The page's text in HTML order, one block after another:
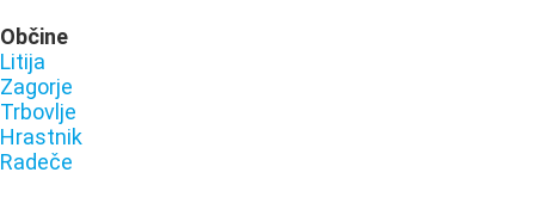
Občine
Litija
Zagorje
Trbovlje
Hrastnik
Radeče